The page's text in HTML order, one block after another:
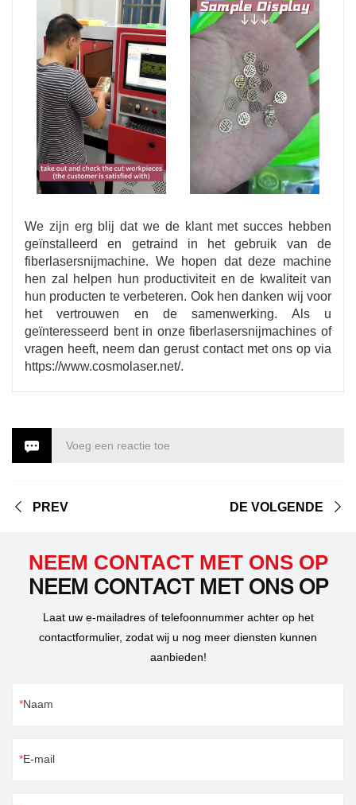
We zijn erg blij dat we de klant met succes hebben
geïnstalleerd en getraind in het gebruik van de
fiberlasersnijmachine. We hopen dat deze machine
hen zal helpen hun productiviteit en de kwaliteit van
hun producten te verbeteren. Ook hen danken wij voor
het vertrouwen en de samenwerking. Als u
geïnteresseerd bent in onze fiberlasersnijmachines of
vragen heeft, neem dan gerust contact met ons op via
https://www.cosmolaser.net/.
Voeg een reactie toe
PREV DE VOLGENDE
NEEM CONTACT MET ONS OP
NEEM CONTACT MET ONS OP
Laat uw e-mailadres of telefoonnummer achter op het
contactformulier, zodat wij u nog meer diensten kunnen
aanbieden!
Naam
E-mail